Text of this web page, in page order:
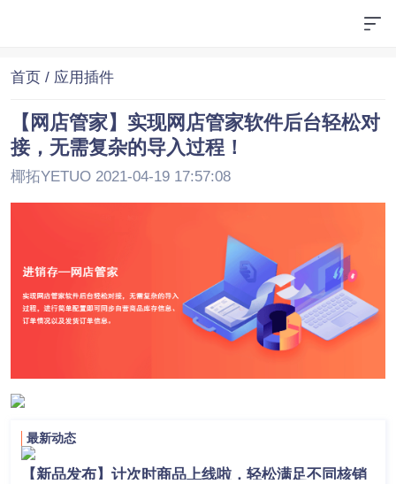
首页 / 应用插件
【网店管家】实现网店管家软件后台轻松对
接，无需复杂的导入过程！
椰拓YETUO 2021-04-19 17:57:08
最新动态
【新品发布】计次时商品上线啦，轻松满足不同核销